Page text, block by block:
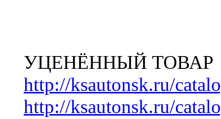
УЦЕНЁННЫЙ ТОВАР
http://ksautonsk.ru/
http://ksautonsk.ru/